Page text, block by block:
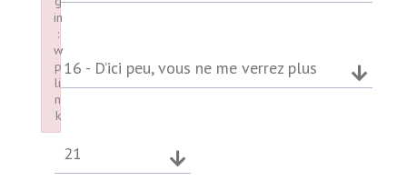
16 - D’ici peu, vous ne me verrez plus
21
in
:
w
p
li
n
k
Failed to initialize plugin: wplink
in
:
w
p
li
n
k
Failed to initialize plugin: wplink